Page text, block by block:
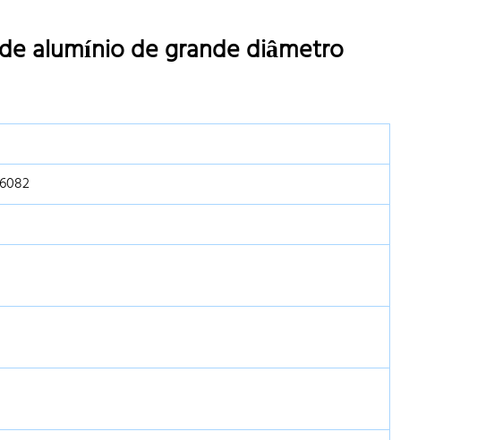
alumínio de grande diâmetro